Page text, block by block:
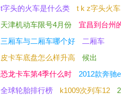
t字头的火车是什么类
t k z字头火车
天津机动车限号4月份
宜昌到台州
三厢车与二厢车哪个好
二厢车
皮卡车底盘怎么样升高
候出
恐龙卡车第4季什么时
2012款奔驰
全球轮胎排行榜
k1009次列车12